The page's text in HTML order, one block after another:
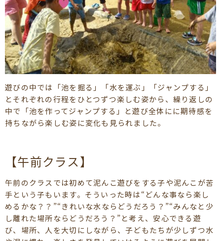
遊びの中では「池を掘る」「水を運ぶ」「ジャンプする」
とそれぞれの行程をひとつずつ楽しむ姿から、繰り返しの
中で「池を作ってジャンプする」と遊び全体にに期待感を
持ちながら楽しむ姿に変化も見られました。
【午前クラス】
午前のクラスでは初めて泥んこ遊びをする子や泥んこが苦
手という子もいます。そういった時は“どんな事なら楽し
めるかな？？”“きれいな水ならどうだろう？”“みんなと少
し離れた場所ならどうだろう？”と考え、安心できる遊
び、場所、人を大切にしながら、子どもたちが少しずつ水